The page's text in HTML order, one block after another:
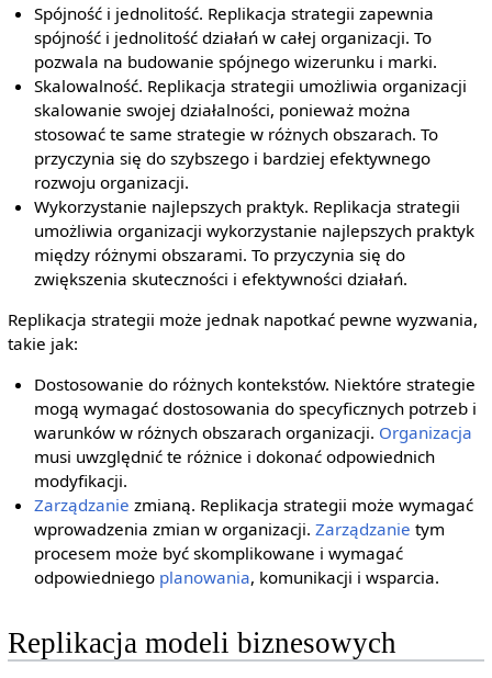
Spójność i jednolitość. Replikacja strategii zapewnia
spójność i jednolitość działań w całej organizacji. To
pozwala na budowanie spójnego wizerunku i marki.
Skalowalność. Replikacja strategii umożliwia organizacji
skalowanie swojej działalności, ponieważ można
stosować te same strategie w różnych obszarach. To
przyczynia się do szybszego i bardziej efektywnego
rozwoju organizacji.
Wykorzystanie najlepszych praktyk. Replikacja strategii
umożliwia organizacji wykorzystanie najlepszych praktyk
między różnymi obszarami. To przyczynia się do
zwiększenia skuteczności i efektywności działań.
Replikacja strategii może jednak napotkać pewne wyzwania,
takie jak:
Dostosowanie do różnych kontekstów. Niektóre strategie
mogą wymagać dostosowania do specyficznych potrzeb i
warunków w różnych obszarach organizacji. Organizacja
musi uwzględnić te różnice i dokonać odpowiednich
modyfikacji.
Zarządzanie zmianą. Replikacja strategii może wymagać
wprowadzenia zmian w organizacji.Zarządzanie tym
procesem może być skomplikowane i wymagać
odpowiedniego planowania, komunikacji i wsparcia.
Replikacja modeli biznesowych